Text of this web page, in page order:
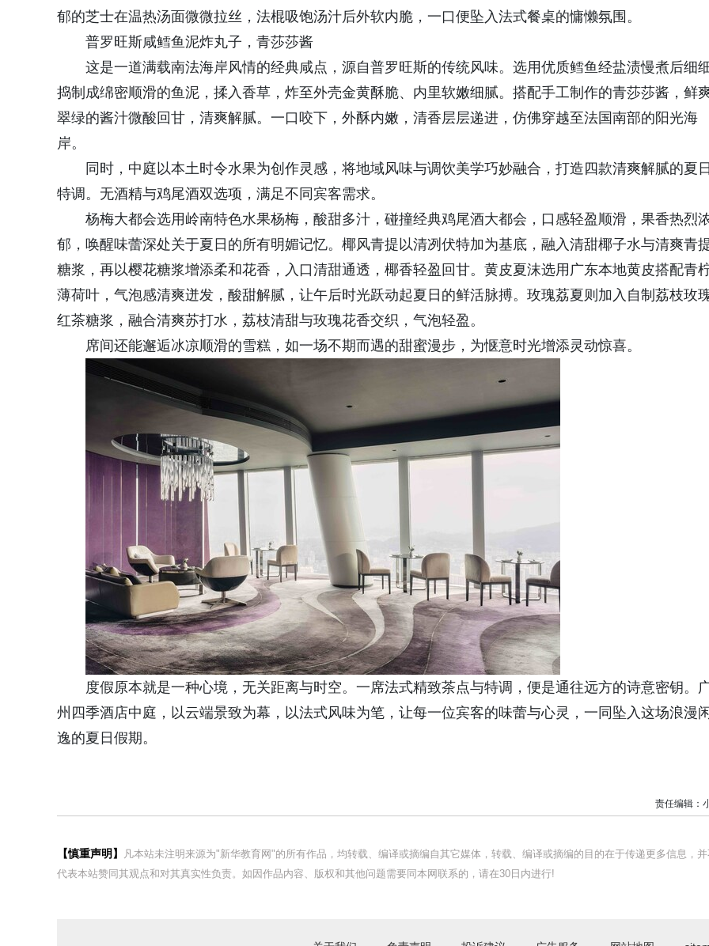
郁的芝士在温热汤面微微拉丝，法棍吸饱汤汁后外软内脆，一口便坠入法式餐桌的慵懒氛围。
普罗旺斯咸鳕鱼泥炸丸子，青莎莎酱
这是一道满载南法海岸风情的经典咸点，源自普罗旺斯的传统风味。选用优质鳕鱼经盐渍慢煮后细细
捣制成绵密顺滑的鱼泥，揉入香草，炸至外壳金黄酥脆、内里软嫩细腻。搭配手工制作的青莎莎酱，鲜
翠绿的酱汁微酸回甘，清爽解腻。一口咬下，外酥内嫩，清香层层递进，仿佛穿越至法国南部的阳光海
岸。
同时，中庭以本土时令水果为创作灵感，将地域风味与调饮美学巧妙融合，打造四款清爽解腻的夏日
特调。无酒精与鸡尾酒双选项，满足不同宾客需求。
杨梅大都会选用岭南特色水果杨梅，酸甜多汁，碰撞经典鸡尾酒大都会，口感轻盈顺滑，果香热烈
郁，唤醒味蕾深处关于夏日的所有明媚记忆。椰风青提以清冽伏特加为基底，融入清甜椰子水与清爽青
糖浆，再以樱花糖浆增添柔和花香，入口清甜通透，椰香轻盈回甘。黄皮夏沫选用广东本地黄皮搭配青
薄荷叶，气泡感清爽迸发，酸甜解腻，让午后时光跃动起夏日的鲜活脉搏。玫瑰荔夏则加入自制荔枝玫
红茶糖浆，融合清爽苏打水，荔枝清甜与玫瑰花香交织，气泡轻盈。
席间还能邂逅冰凉顺滑的雪糕，如一场不期而遇的甜蜜漫步，为惬意时光增添灵动惊喜。
度假原本就是一种心境，无关距离与时空。一席法式精致茶点与特调，便是通往远方的诗意密钥。
州四季酒店中庭，以云端景致为幕，以法式风味为笔，让每一位宾客的味蕾与心灵，一同坠入这场浪漫闲
逸的夏日假期。
责任编辑：
【慎重声明】
凡本站未注明来源为"新华教育网"的所有作品，均转载、编译或摘编自其它媒体，转载、编译或摘编的目的在于传递更多信息，并
代表本站赞同其观点和对其真实性负责。如因作品内容、版权和其他问题需要同本网联系的，请在30日内进行!